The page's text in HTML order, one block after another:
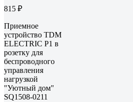
815 ₽
Приемное
устройство TDM
ELECTRIC Р1 в
розетку для
беспроводного
управления
нагрузкой
"Уютный дом"
SQ1508-0211